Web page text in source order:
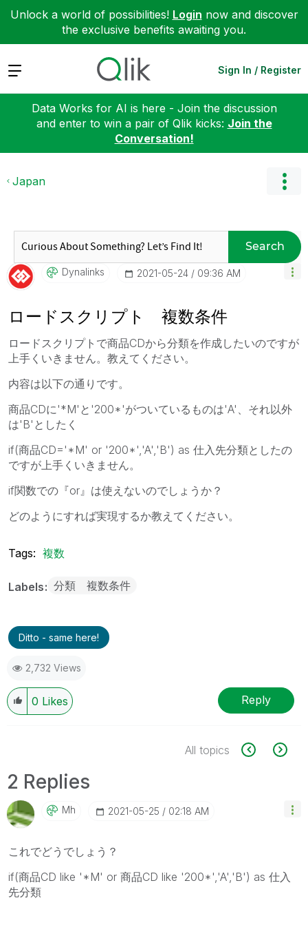
Unlock a world of possibilities! Login now and discover
the exclusive benefits awaiting you.
Expand Sign In / Register
Data Works for AI is here - Join the discussion
and enter to win a pair of Qlik kicks: Join the
Conversation!
Japan
Search
Dynalinks ‎2021-05-24 09:36 AM
ロードスクリプト 複数条件
ロードスクリプトで商品CDから分類を作成したいのですが
上手くいきません。教えてください。
内容は以下の通りです。
商品CDに'*M'と'200*'がついているものは'A'、それ以外
は'B'としたく
if(商品CD='*M' or '200*','A','B') as 仕入先分類としたの
ですが上手くいきません。
if関数での『or』は使えないのでしょうか？
どのようにすれば実現するか教えてください。
Tags: 複数
Labels 分類 複数条件
Ditto - same here!
2,732 Views
0 Likes Reply
All topics
2 Replies
Mh ‎2021-05-25 02:18 AM
これでどうでしょう？
if(商品CD like '*M' or 商品CD like '200*','A','B') as 仕入
先分類